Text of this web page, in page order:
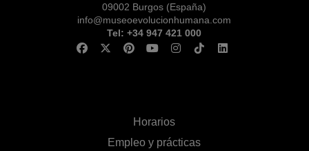
09002 Burgos (España)
info@museoevolucionhumana.com
Tel: +34 947 421 000
Horarios
Empleo y prácticas